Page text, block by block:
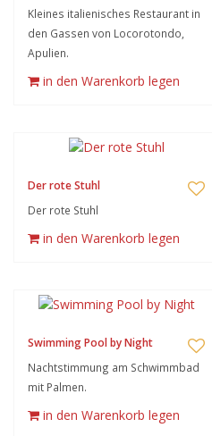
Kleines italienisches Restaurant in
den Gassen von Locorotondo,
Apulien.
in den Warenkorb legen
Der rote Stuhl
Der rote Stuhl
in den Warenkorb legen
Swimming Pool by Night
Nachtstimmung am Schwimmbad
mit Palmen.
in den Warenkorb legen